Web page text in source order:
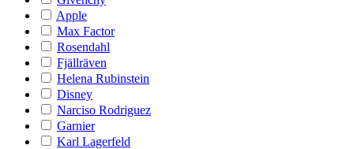
Apple
Max Factor
Rosendahl
Fjällräven
Helena Rubinstein
Disney
Narciso Rodriguez
Garnier
Karl Lagerfeld